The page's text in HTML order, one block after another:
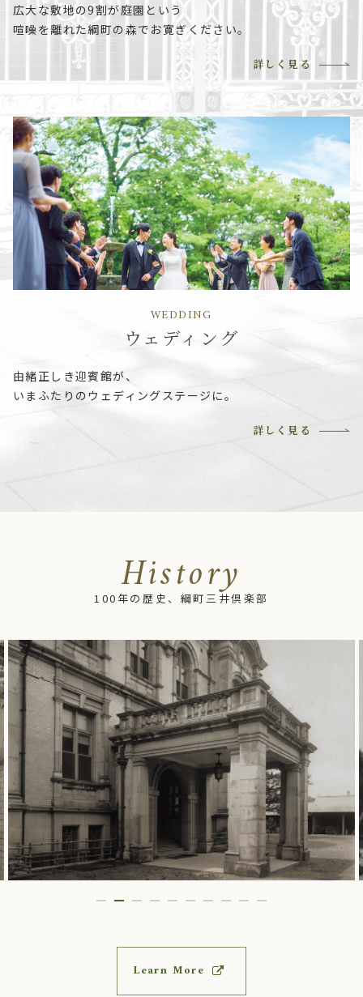
広大な敷地の9割が庭園という
喧噪を離れた綱町の森でお寛ぎください。
詳しく見る
WEDDING
ウェディング
由緒正しき迎賓館が、
いまふたりのウェディングステージに。
詳しく見る
History
100年の歴史、綱町三井倶楽部
Learn More